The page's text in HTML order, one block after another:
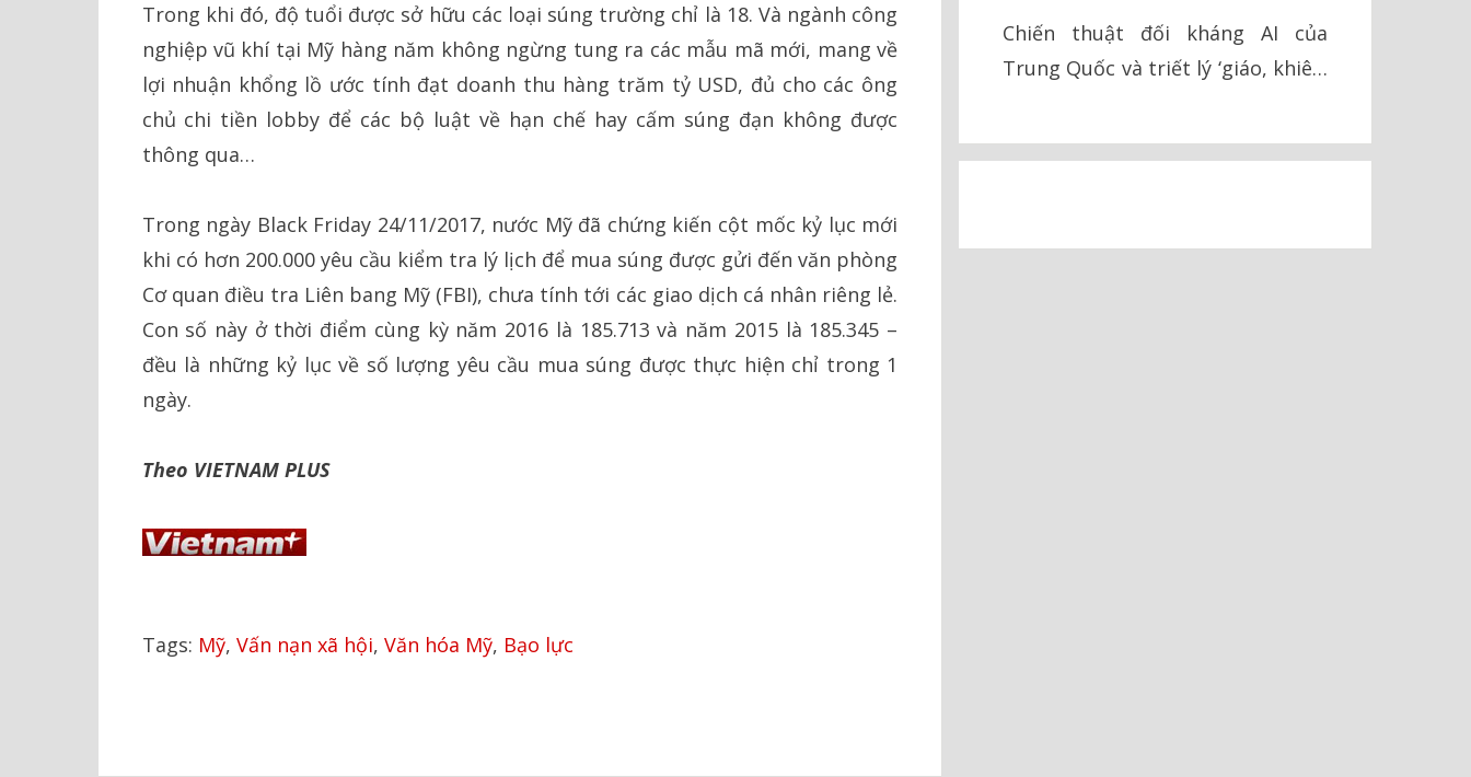
Trong khi đó, độ tuổi được sở hữu các loại súng trường chỉ là 18. Và ngành công
nghiệp vũ khí tại Mỹ hàng năm không ngừng tung ra các mẫu mã mới, mang về
lợi nhuận khổng lồ ước tính đạt doanh thu hàng trăm tỷ USD, đủ cho các ông
chủ chi tiền lobby để các bộ luật về hạn chế hay cấm súng đạn không được
thông qua…
Trong ngày Black Friday 24/11/2017, nước Mỹ đã chứng kiến cột mốc kỷ lục mới
khi có hơn 200.000 yêu cầu kiểm tra lý lịch để mua súng được gửi đến văn phòng
Cơ quan điều tra Liên bang Mỹ (FBI), chưa tính tới các giao dịch cá nhân riêng lẻ.
Con số này ở thời điểm cùng kỳ năm 2016 là 185.713 và năm 2015 là 185.345 –
đều là những kỷ lục về số lượng yêu cầu mua súng được thực hiện chỉ trong 1
ngày.
Theo VIETNAM PLUS
Tags: Mỹ, Vấn nạn xã hội, Văn hóa Mỹ, Bạo lực
Chiến thuật đối kháng AI của
Trung Quốc và triết lý ‘giáo, khiên’